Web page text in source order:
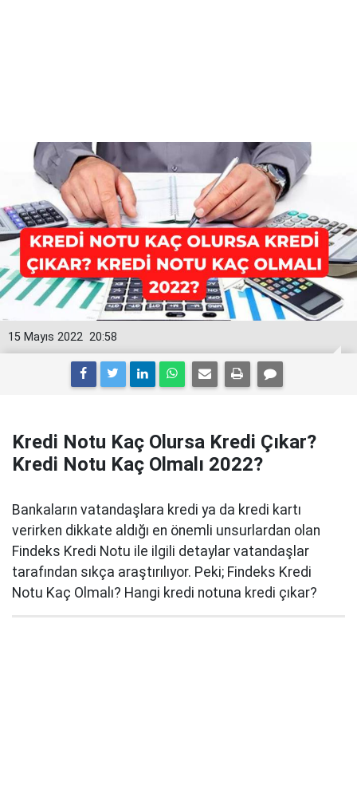
20:58
15 Mayıs 2022
Kredi Notu Kaç Olursa Kredi Çıkar?
Kredi Notu Kaç Olmalı 2022?
Bankaların vatandaşlara kredi ya da kredi kartı
verirken dikkate aldığı en önemli unsurlardan olan
Findeks Kredi Notu ile ilgili detaylar vatandaşlar
tarafından sıkça araştırılıyor. Peki; Findeks Kredi
Notu Kaç Olmalı? Hangi kredi notuna kredi çıkar?